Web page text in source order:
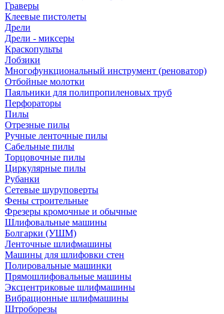
Граверы
Клеевые пистолеты
Дрели
Дрели - миксеры
Краскопульты
Лобзики
Многофункциональный инструмент (реноватор)
Отбойные молотки
Паяльники для полипропиленовых труб
Перфораторы
Пилы
Отрезные пилы
Ручные ленточные пилы
Сабельные пилы
Торцовочные пилы
Циркулярные пилы
Рубанки
Сетевые шуруповерты
Фены строительные
Фрезеры кромочные и обычные
Шлифовальные машины
Болгарки (УШМ)
Ленточные шлифмашины
Машины для шлифовки стен
Полировальные машинки
Прямошлифовальные машины
Эксцентриковые шлифмашины
Вибрационные шлифмашины
Штроборезы